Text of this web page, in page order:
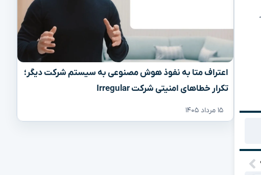
اعتراف متا به نفوذ هوش مصنوعی به سیستم شرکت دیگر؛
تکرار خطاهای امنیتی شرکت Irregular
۱۵ مرداد ۱۴۰۵